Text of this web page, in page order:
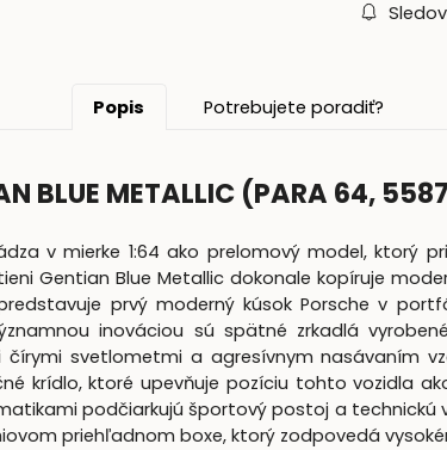
Popis Potrebujete poradiť?
BLUE METALLIC (PARA 64,
v mierke 1:64 ako prelomový model, ktorý
Gentian Blue Metallic dokonale kopíruje
prvý moderný kúsok Porsche v
inováciou sú spätné zrkadlá
svetlometmi a agresívnym nasávaním
krídlo, ktoré upevňuje pozíciu tohto vozidla
podčiarkujú športový postoj a
priehľadnom boxe, ktorý zodpovedá